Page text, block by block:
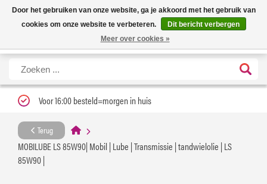
Nieuwe levertijd: 1 tot 3 werkdagen | Nu 25% korting op gehele assortiment
Carfume met kortingscode ''verfrissend''
X
Voor 16:00 besteld=morgen in huis
Terug
MOBILUBE LS 85W90| Mobil | Lube | Transmissie | tandwielolie | LS
85W90 |
Door het gebruiken van onze website, ga je akkoord met het gebruik van
cookies om onze website te verbeteren.
Dit bericht verbergen
Meer over cookies »